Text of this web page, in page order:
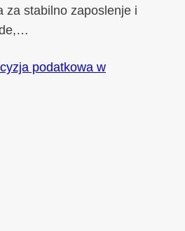
za stabilno zaposlenje i